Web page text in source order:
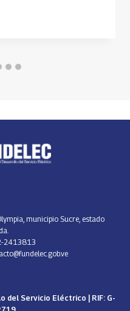
municipio Sucre, estado
2413813
del Servicio Eléctrico | RIF: G-